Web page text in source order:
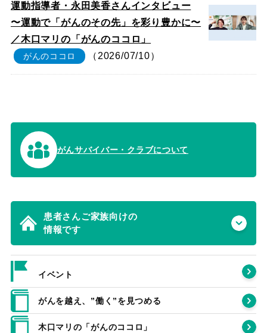
運動指導者・永田美香さんインタビュー
〜運動で「がんのその先」を彩り豊かに〜
／木口マリの「がんのココロ」
がんのココロ （2026/07/10）
がんサバイバー・クラブについて
患者さんご家族向けの
情報です
イベント
がんを越え、”働く”を見つめる
木口マリの「がんのココロ」